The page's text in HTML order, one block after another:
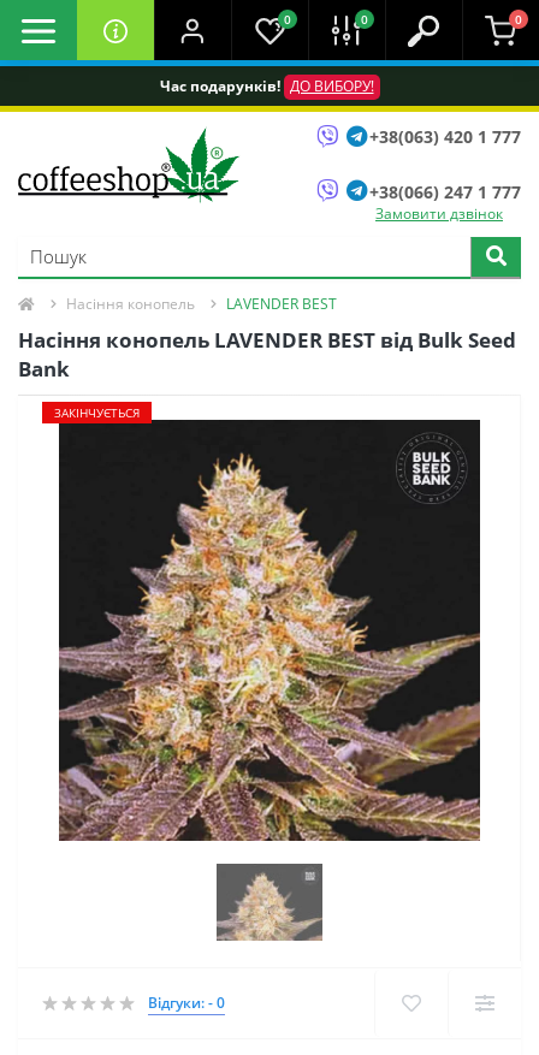
Час подарунків! ДО ВИБОРУ!
0 0 0
+38(063) 420 1 777
+38(066) 247 1 777
Замовити дзвінок
Насіння конопель LAVENDER BEST
Насіння конопель LAVENDER BEST від Bulk Seed
Bank
ЗАКІНЧУЄТЬСЯ
Відгуки: - 0